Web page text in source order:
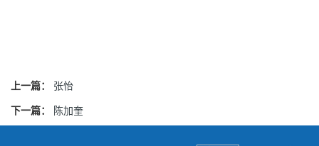
上一篇： 张怡
下一篇： 陈加奎